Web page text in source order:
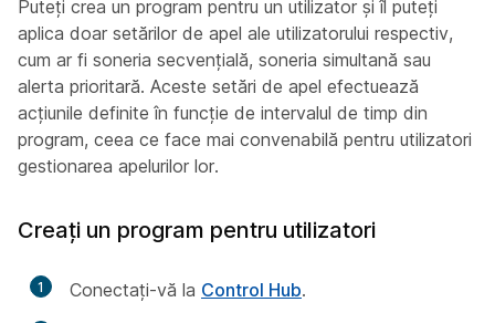
Puteți crea un program pentru un utilizator și îl puteți
aplica doar setărilor de apel ale utilizatorului respectiv,
cum ar fi soneria secvențială, soneria simultană sau
alerta prioritară. Aceste setări de apel efectuează
acțiunile definite în funcție de intervalul de timp din
program, ceea ce face mai convenabilă pentru utilizatori
gestionarea apelurilor lor.
Creați un program pentru utilizatori
1 Conectați-vă la Control Hub.